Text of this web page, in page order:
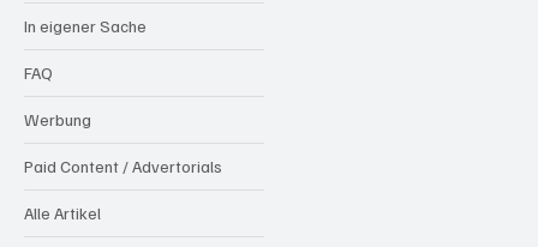
In eigener Sache
FAQ
Werbung
Paid Content / Advertorials
Alle Artikel